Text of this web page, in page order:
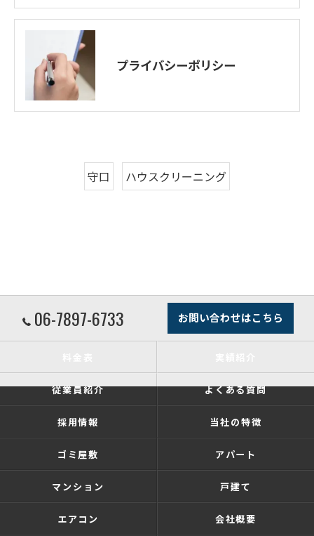
プライバシーポリシー
守口 ハウスクリーニング
06-7897-6733 お問い合わせはこちら
従業員紹介 よくある質問
採用情報 当社の特徴
ゴミ屋敷 アパート
マンション 戸建て
エアコン 会社概要